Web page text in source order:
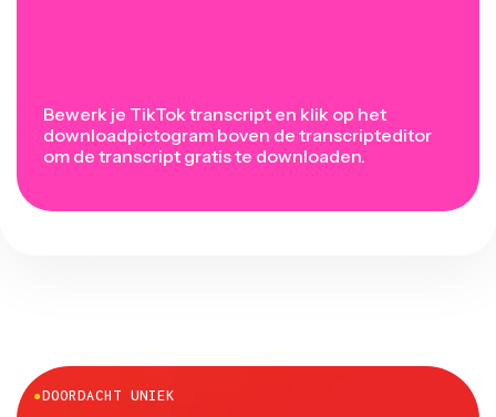
Bewerk je TikTok transcript en klik op het
downloadpictogram boven de transcripteditor
om de transcript gratis te downloaden.
●DOORDACHT UNIEK